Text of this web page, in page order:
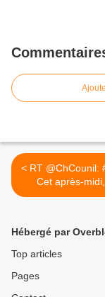
< RT @ChCounil: #LeMans
Cet après-midi,
Hébergé par
Top articles
Pages